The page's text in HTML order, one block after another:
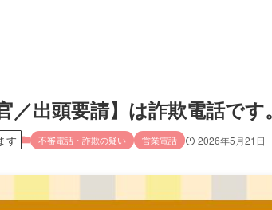
出頭要請】は詐欺電話です。
す 不審電話・詐欺の疑い 営業電話 2026年5月21日